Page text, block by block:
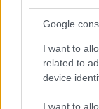
Google
I want to
related to
device
I want to